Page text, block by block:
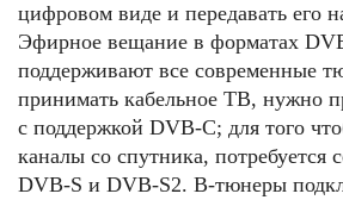
цифровом виде и передавать его
Эфирное вeщaние в форматах
поддерживают все современные
принимать кaбeльнoе ТВ, нужно
с поддержкой DVB-C; для того
каналы со спутника, потребуется
DVB-S и DVB-S2. В-тюнepы